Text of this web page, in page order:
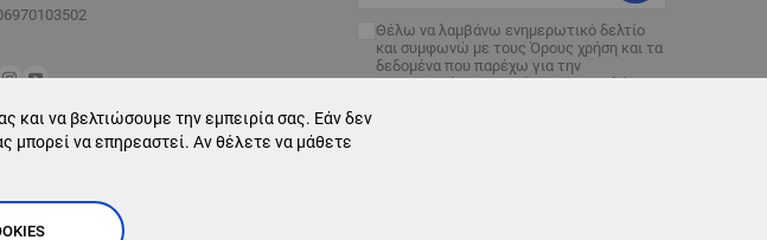
και να βελτιώσουμε την εμπειρία σας. Εάν δεν
μπορεί να επηρεαστεί. Αν θέλετε να μάθετε
Θέλω να λαμβάνω ενημερωτικό δελτίο
και συμφωνώ με τους Όρους χρήση και τα
δεδομένα που παρέχω για την
επεξεργασία με σκοπό την αποστολή του